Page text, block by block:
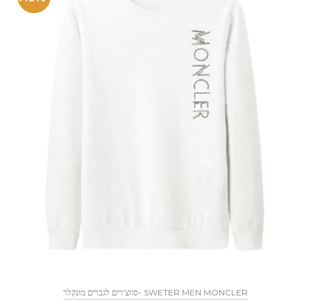
SWETER MEN MONCLER -סווצ'רים לגברים מונקלר